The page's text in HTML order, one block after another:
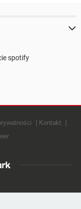
spotify
Kontakt